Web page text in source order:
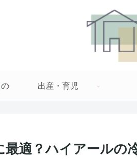
出産・育児
最適？ハイアールの